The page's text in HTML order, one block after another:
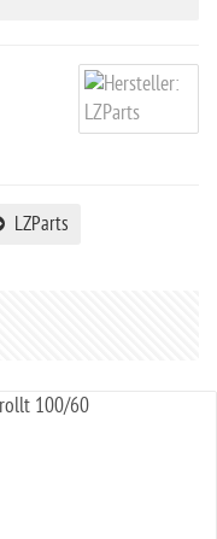
LZParts